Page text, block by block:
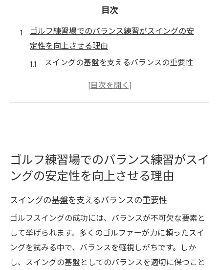
目次
ゴルフ練習場でのバランス練習がスイングの安
定性を向上させる理由
スイングの基盤を支えるバランスの重要性
練習場でのバランスチェック法
バランス練習がゴルフスコアに与える劇的な影
響とは？
スコア改善に繋がるバランス練習の効果
安定したショットへの近道
スイングの一貫性向上の秘訣
バランス練習でメンタルも強化
バランスがもたらす自信の向上
ゴルフ練習場でのバランス練習がスイ
ングの安定性を向上させる理由
スイングの基盤を支えるバランスの重要性
ゴルフスイングの成功には、バランスが不可欠な要素と
して挙げられます。多くのゴルファーが力に頼ったスイ
ングを試みる中で、バランスを軽視しがちです。しか
し、スイングの基盤としてのバランスを適切に保つこと